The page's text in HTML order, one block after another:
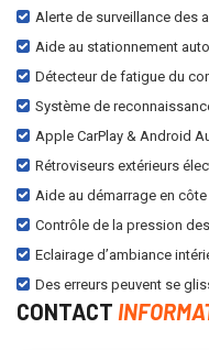
Alerte de surveillance des
Aide au stationnement
Détecteur de fatigue du
Système de
Apple CarPlay & Android
Rétroviseurs extérieurs
Aide au démarrage en côte
Contrôle de la pression
Eclairage d’ambiance
Des erreurs peuvent se
CONTACT